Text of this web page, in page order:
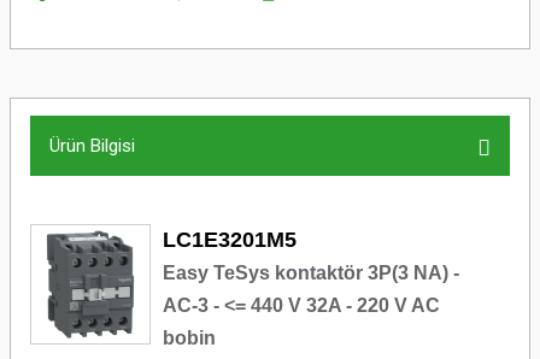
Ürün Bilgisi
LC1E3201M5
Easy TeSys kontaktör 3P(3 NA) -
AC-3 - <= 440 V 32A - 220 V AC
bobin